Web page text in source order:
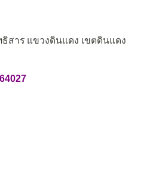
สาร แขวงดินแดง เขตดินแดง